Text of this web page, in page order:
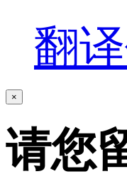
翻
×
请您